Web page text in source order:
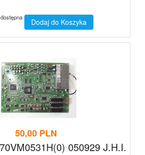
Dodaj do Koszyka
50,00 PLN
050929 J.H.I.